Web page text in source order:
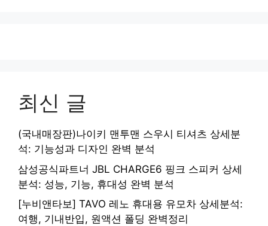
최신 글
(국내매장판)나이키 맨투맨 스우시 티셔츠 상세분
석: 기능성과 디자인 완벽 분석
삼성공식파트너 JBL CHARGE6 핑크 스피커 상세
분석: 성능, 기능, 휴대성 완벽 분석
[누비앤타보] TAVO 레노 휴대용 유모차 상세분석:
여행, 기내반입, 원액션 폴딩 완벽정리